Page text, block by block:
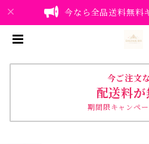
今なら全品送料無料
今ご注文
配送料が
期間限キャンペ